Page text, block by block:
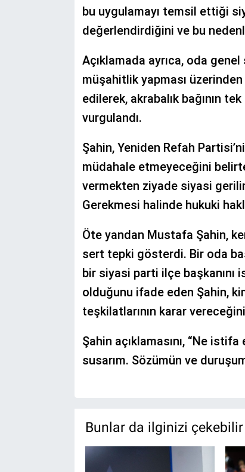
bu uygulamayı temsil ettiği
değerlendirdiğini ve bu
Açıklamada ayrıca, oda
müşahitlik yapması
edilerek, akrabalık bağının
vurgulandı.
Şahin, Yeniden Refah
müdahale etmeyeceğini
vermekten ziyade siyasi
Gerekmesi halinde hukuki
Öte yandan Mustafa Şahin,
sert tepki gösterdi. Bir oda
bir siyasi parti ilçe başkanını
olduğunu ifade eden Şahin,
teşkilatlarının karar
Şahin açıklamasını, “Ne
susarım. Sözümün ve
Bunlar da ilginizi çekebilir